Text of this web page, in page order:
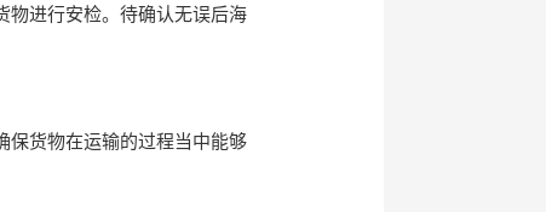
物进行安检。待确认无误后海
保货物在运输的过程当中能够